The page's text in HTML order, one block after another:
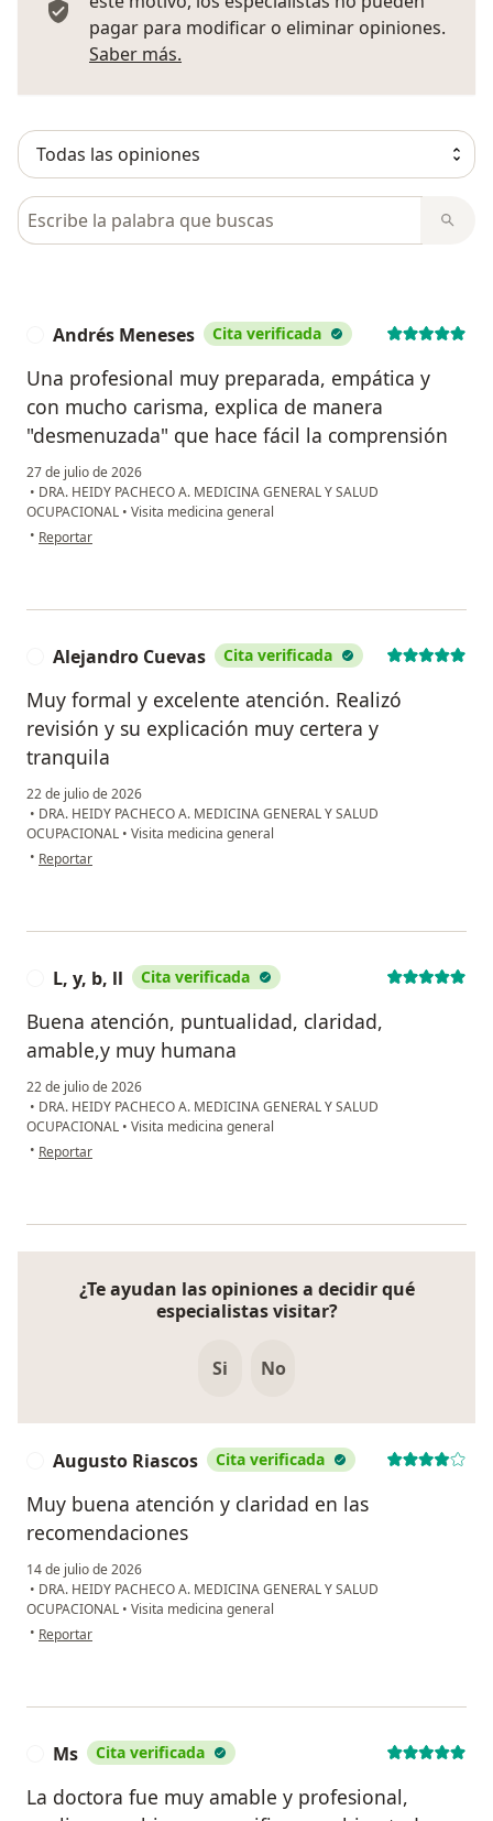
pagar para modificar o eliminar opiniones.
Saber más.
Busca en opiniones
Andrés Meneses Cita verificada
Una profesional muy preparada, empática y
con mucho carisma, explica de manera
"desmenuzada" que hace fácil la comprensión
27 de julio de 2026
• DRA. HEIDY PACHECO A. MEDICINA GENERAL Y SALUD
OCUPACIONAL • Visita medicina general
• en opinión del usuario Andrés Meneses
Reportar
Alejandro Cuevas Cita verificada
Muy formal y excelente atención. Realizó
revisión y su explicación muy certera y
tranquila
22 de julio de 2026
• DRA. HEIDY PACHECO A. MEDICINA GENERAL Y SALUD
OCUPACIONAL • Visita medicina general
• en opinión del usuario Alejandro Cuevas
Reportar
L, y, b, ll Cita verificada
Buena atención, puntualidad, claridad,
amable,y muy humana
22 de julio de 2026
• DRA. HEIDY PACHECO A. MEDICINA GENERAL Y SALUD
OCUPACIONAL • Visita medicina general
• en opinión del usuario L, y, b, ll
Reportar
¿Te ayudan las opiniones a decidir qué
especialistas visitar?
Si No
Augusto Riascos Cita verificada
Muy buena atención y claridad en las
recomendaciones
14 de julio de 2026
• DRA. HEIDY PACHECO A. MEDICINA GENERAL Y SALUD
OCUPACIONAL • Visita medicina general
• en opinión del usuario Augusto Riascos
Reportar
Ms Cita verificada
La doctora fue muy amable y profesional,